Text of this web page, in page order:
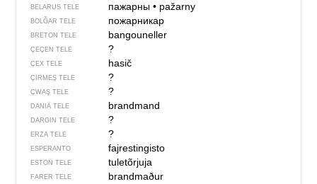
BELARUS TELE пажарны• pažarny
BOLĞAR TELE пожарникар
BRETON TELE bangouneller
ÇEÇEN TELE ?
ÇEX TELE hasič
ÇIRMEŞ TELE ?
ÇWAŞ TELE ?
DANIÄ TELE brandmand
DARGIN TELE ?
ERZA TELE ?
ESPERANTO fajrestingisto
ESTON TELE tuletõrjuja
FARER TELE brandmaður